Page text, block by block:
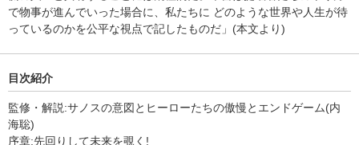
で物事が進んでいった場合に、私たちに どのような世界や人生が待
っているのかを公平な視点で記したものだ」(本文より)
目次紹介
監修・解説:サノスの意図とヒーローたちの傲慢とエンドゲーム(内
海聡)
序章:先回りして未来を覗く!